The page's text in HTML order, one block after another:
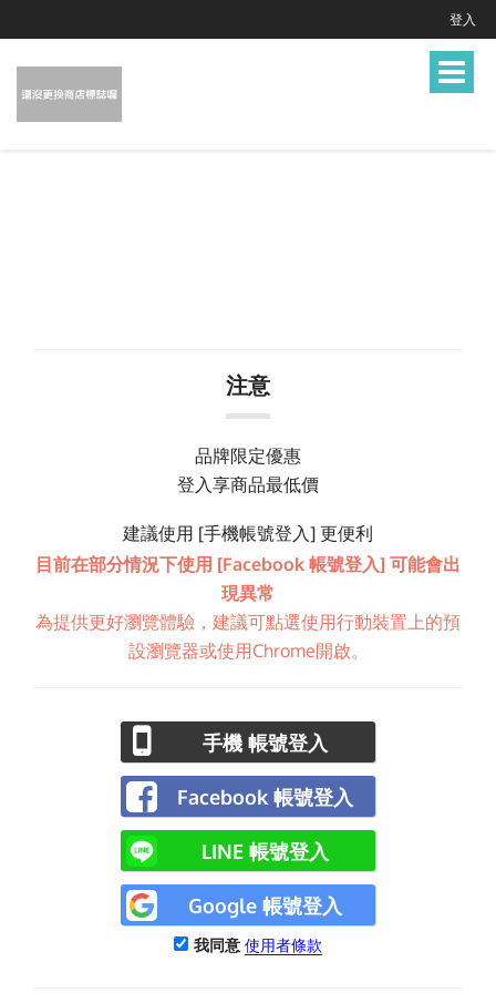
登入
Toggle
注意
品牌限定優惠
登入享商品最低價
建議使用 [手機帳號登入] 更便利
目前在部分情況下使用 [Facebook 帳號登入] 可能會出
現異常
為提供更好瀏覽體驗，建議可點選使用行動裝置上的預
設瀏覽器或使用Chrome開啟。
手機 帳號登入
Facebook 帳號登入
LINE 帳號登入
Google 帳號登入
我同意 使用者條款